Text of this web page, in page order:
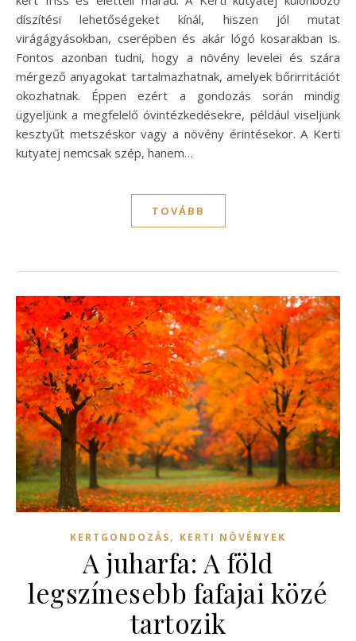
díszítési lehetőségeket kínál, hiszen jól mutat
virágágyásokban, cserépben és akár lógó kosarakban is.
Fontos azonban tudni, hogy a növény levelei és szára
mérgező anyagokat tartalmazhatnak, amelyek bőrirritációt
okozhatnak. Éppen ezért a gondozás során mindig
ügyeljünk a megfelelő óvintézkedésekre, például viseljünk
kesztyűt metszéskor vagy a növény érintésekor. A Kerti
kutyatej nemcsak szép, hanem…
TOVÁBB
KERTGONDOZÁS, KERTI NÖVÉNYEK
A juharfa: A föld
legszínesebb fafajai közé
tartozik